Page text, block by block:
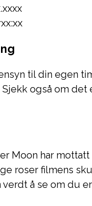
xx:xx
til din egen
også om
Moon har
roser filmens
å se om du